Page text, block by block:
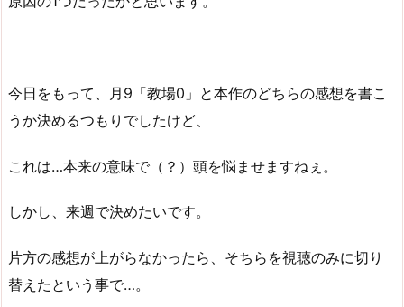
今日をもって、月9「教場0」と本作のどちらの感想を書こ
うか決めるつもりでしたけど、
これは…本来の意味で（？）頭を悩ませますねぇ。
しかし、来週で決めたいです。
片方の感想が上がらなかったら、そちらを視聴のみに切り
替えたという事で…。